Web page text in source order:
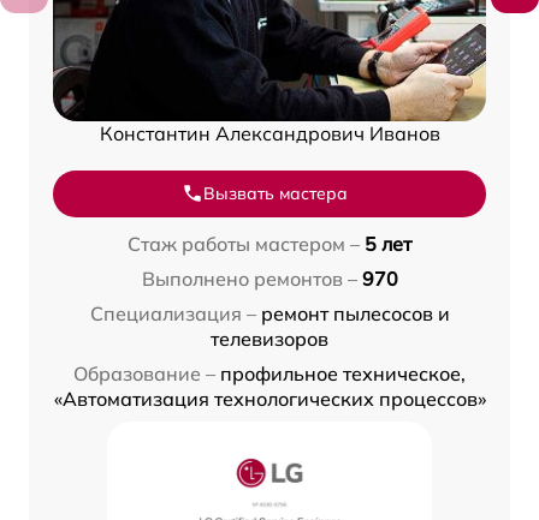
Константин Александрович Иванов
Вызвать мастера
Стаж работы мастером – 5 лет
Выполнено ремонтов – 970
Специализация – ремонт пылесосов и
телевизоров
Образование – профильное техническое,
«Автоматизация технологических процессов»